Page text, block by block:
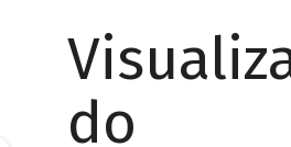
do